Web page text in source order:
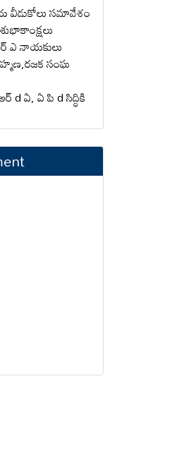
వీడుకోలు సమావేశం
ఎ నాయకులు
సంఘ
d ఏ, ఏ పి d సిద్ధికి